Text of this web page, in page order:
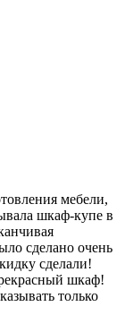
мебели,
шкаф-купе в
сделано очень
сделали!
шкаф!
только